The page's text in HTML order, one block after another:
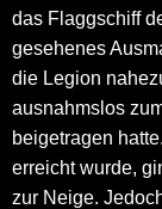
das Flaggschiff
gesehenes
die Legion
ausnahmslos
beigetragen
erreicht wurde,
zur Neige.